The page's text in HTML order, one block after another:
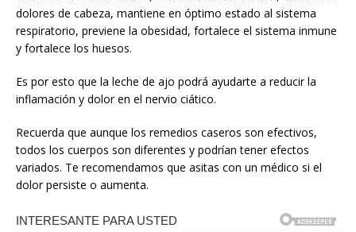
dolores de cabeza, mantiene en óptimo estado al sistema
respiratorio, previene la obesidad, fortalece el sistema inmune
y fortalece los huesos.
Es por esto que la leche de ajo podrá ayudarte a reducir la
inflamación y dolor en el nervio ciático.
Recuerda que aunque los remedios caseros son efectivos,
todos los cuerpos son diferentes y podrían tener efectos
variados. Te recomendamos que asitas con un médico si el
dolor persiste o aumenta.